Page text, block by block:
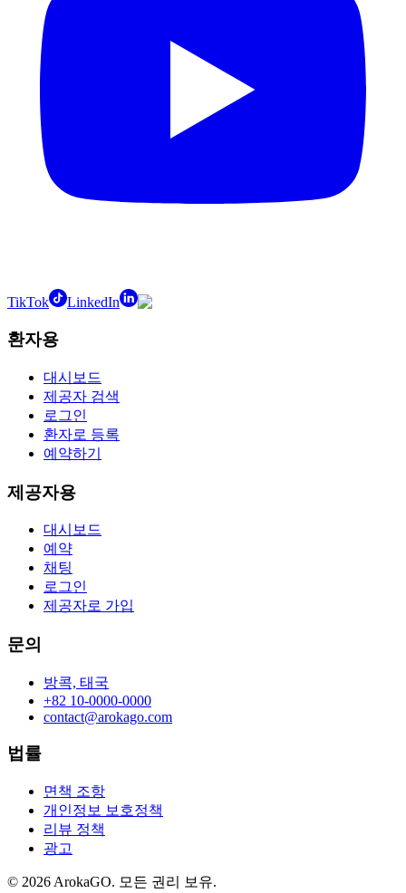
TikTok LinkedIn
환자용
대시보드
제공자 검색
로그인
환자로 등록
예약하기
제공자용
대시보드
예약
채팅
로그인
제공자로 가입
문의
방콕, 태국
+82 10-0000-0000
contact@arokago.com
법률
면책 조항
개인정보 보호정책
리뷰 정책
광고
© 2026 ArokaGO. 모든 권리 보유.